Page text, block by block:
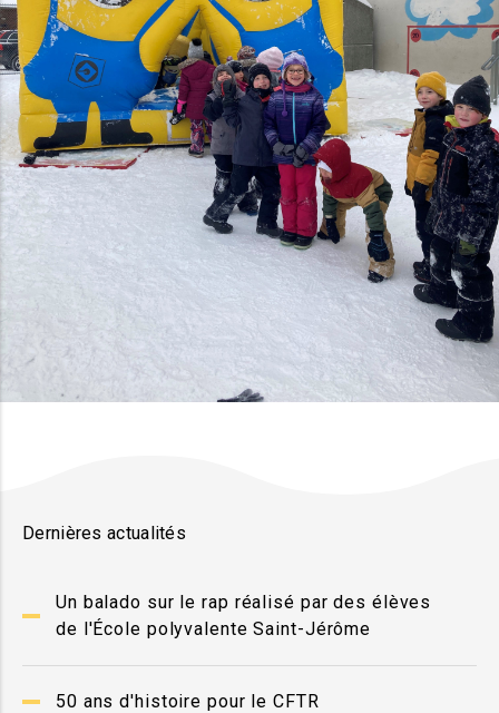
Dernières actualités
Un balado sur le rap réalisé par des élèves
de l'École polyvalente Saint-Jérôme
50 ans d'histoire pour le CFTR